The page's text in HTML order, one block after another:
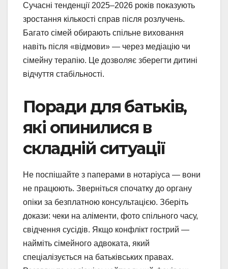
Сучасні тенденції 2025–2026 років показують
зростання кількості справ після розлучень.
Багато сімей обирають спільне виховання
навіть після «відмови» — через медіацію чи
сімейну терапію. Це дозволяє зберегти дитині
відчуття стабільності.
Поради для батьків,
які опинилися в
складній ситуації
Не поспішайте з паперами в нотаріуса — вони
не працюють. Зверніться спочатку до органу
опіки за безплатною консультацією. Зберіть
докази: чеки на аліменти, фото спільного часу,
свідчення сусідів. Якщо конфлікт гострий —
найміть сімейного адвоката, який
спеціалізується на батьківських правах.